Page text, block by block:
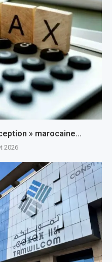
» marocaine…
2026